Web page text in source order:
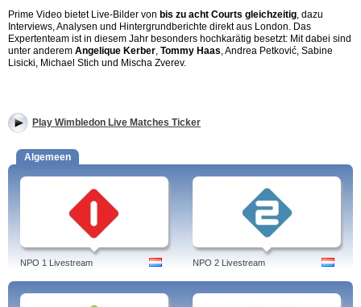
Prime Video bietet Live-Bilder von bis zu acht Courts gleichzeitig, dazu
Interviews, Analysen und Hintergrundberichte direkt aus London. Das
Expertenteam ist in diesem Jahr besonders hochkarätig besetzt: Mit dabei sind
unter anderem Angelique Kerber, Tommy Haas, Andrea Petković, Sabine
Lisicki, Michael Stich und Mischa Zverev.
Play Wimbledon Live Matches Ticker
Algemeen
NPO 1 Livestream NPO 2 Livestream